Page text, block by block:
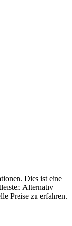
Dies ist eine
Alternativ
Preise zu erfahren.